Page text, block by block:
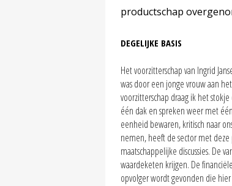
productschap
DEGELIJKE BASIS
Het voorzitterschap van Ingrid
was door een jonge vrouw aan
voorzitterschap draag ik het
één dak en spreken weer met
eenheid bewaren, kritisch naar
nemen, heeft de sector met
maatschappelijke discussies. De
waardeketen krijgen. De
opvolger wordt gevonden die